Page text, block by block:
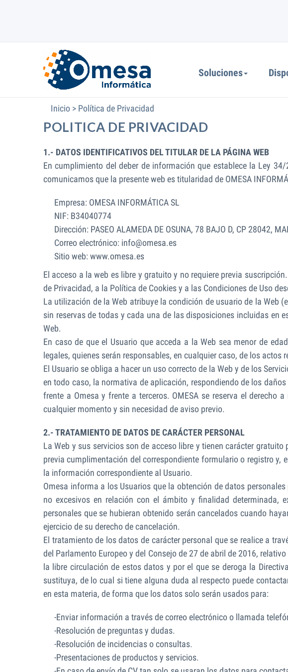
Soluciones
Inicio > Política de Privacidad
POLITICA DE PRIVACIDAD
1.- DATOS IDENTIFICATIVOS DEL TITULAR DE LA PÁGINA WEB
En cumplimiento del deber de información que establece la Ley
comunicamos que la presente web es titularidad de OMESA
Empresa: OMESA INFORMÁTICA SL
NIF: B34040774
Dirección: PASEO ALAMEDA DE OSUNA, 78 BAJO D, CP 28042,
Correo electrónico: info@omesa.es
Sitio web: www.omesa.es
El acceso a la web es libre y gratuito y no requiere previa
de Privacidad, a la Política de Cookies y a las Condiciones de Uso
La utilización de la Web atribuye la condición de usuario de la Web
sin reservas de todas y cada una de las disposiciones incluidas en
Web.
En caso de que el Usuario que acceda a la Web sea menor de
legales, quienes serán responsables, en cualquier caso, de los actos
El Usuario se obliga a hacer un uso correcto de la Web y de los
en todo caso, la normativa de aplicación, respondiendo de los
frente a Omesa y frente a terceros. OMESA se reserva el
cualquier momento y sin necesidad de aviso previo.
2.- TRATAMIENTO DE DATOS DE CARÁCTER PERSONAL
La Web y sus servicios son de acceso libre y tienen carácter
previa cumplimentación del correspondiente formulario o registro
la información correspondiente al Usuario.
Omesa informa a los Usuarios que la obtención de datos
no excesivos en relación con el ámbito y finalidad
personales que se hubieran obtenido serán cancelados cuando
ejercicio de su derecho de cancelación.
El tratamiento de los datos de carácter personal que se realice a
del Parlamento Europeo y del Consejo de 27 de abril de 2016,
la libre circulación de estos datos y por el que se deroga la
sustituya, de lo cual si tiene alguna duda al respecto puede
en esta materia, de forma que los datos solo serán usados para:
-Enviar información a través de correo electrónico o llamada
-Resolución de preguntas y dudas.
-Resolución de incidencias o consultas.
-Presentaciones de productos y servicios.